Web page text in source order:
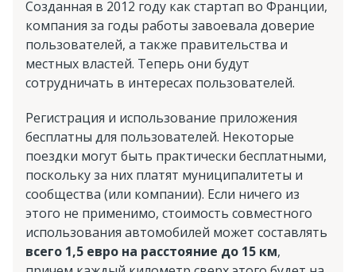
Созданная в 2012 году как стартап во Франции,
компания за годы работы завоевала доверие
пользователей, а также правительства и
местных властей. Теперь они будут
сотрудничать в интересах пользователей.
Регистрация и использование приложения
бесплатны для пользователей. Некоторые
поездки могут быть практически бесплатными,
поскольку за них платят муниципалитеты и
сообщества (или компании). Если ничего из
этого не применимо, стоимость совместного
использования автомобилей может составлять
всего 1,5 евро на расстояние до 15 км,